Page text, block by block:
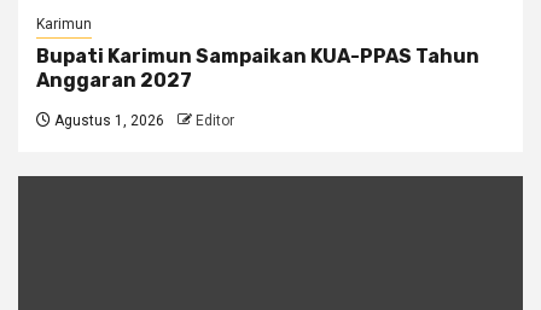
Karimun
Bupati Karimun Sampaikan KUA-PPAS Tahun
Anggaran 2027
Agustus 1, 2026 Editor